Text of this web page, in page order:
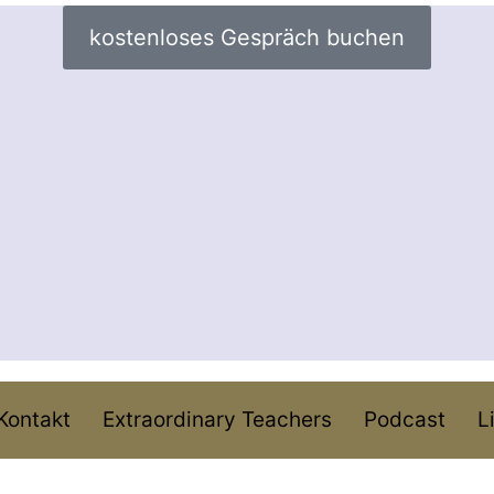
kostenloses Gespräch buchen
Extraordinary Teachers Podcast